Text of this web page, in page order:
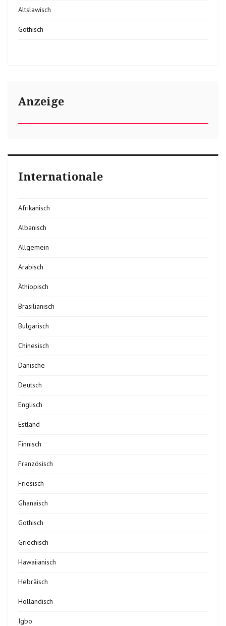
Altslawisch
Gothisch
Anzeige
Internationale
Afrikanisch
Albanisch
Allgemein
Arabisch
Äthiopisch
Brasilianisch
Bulgarisch
Chinesisch
Dänische
Deutsch
Englisch
Estland
Finnisch
Französisch
Friesisch
Ghanaisch
Gothisch
Griechisch
Hawaiianisch
Hebräisch
Holländisch
Igbo